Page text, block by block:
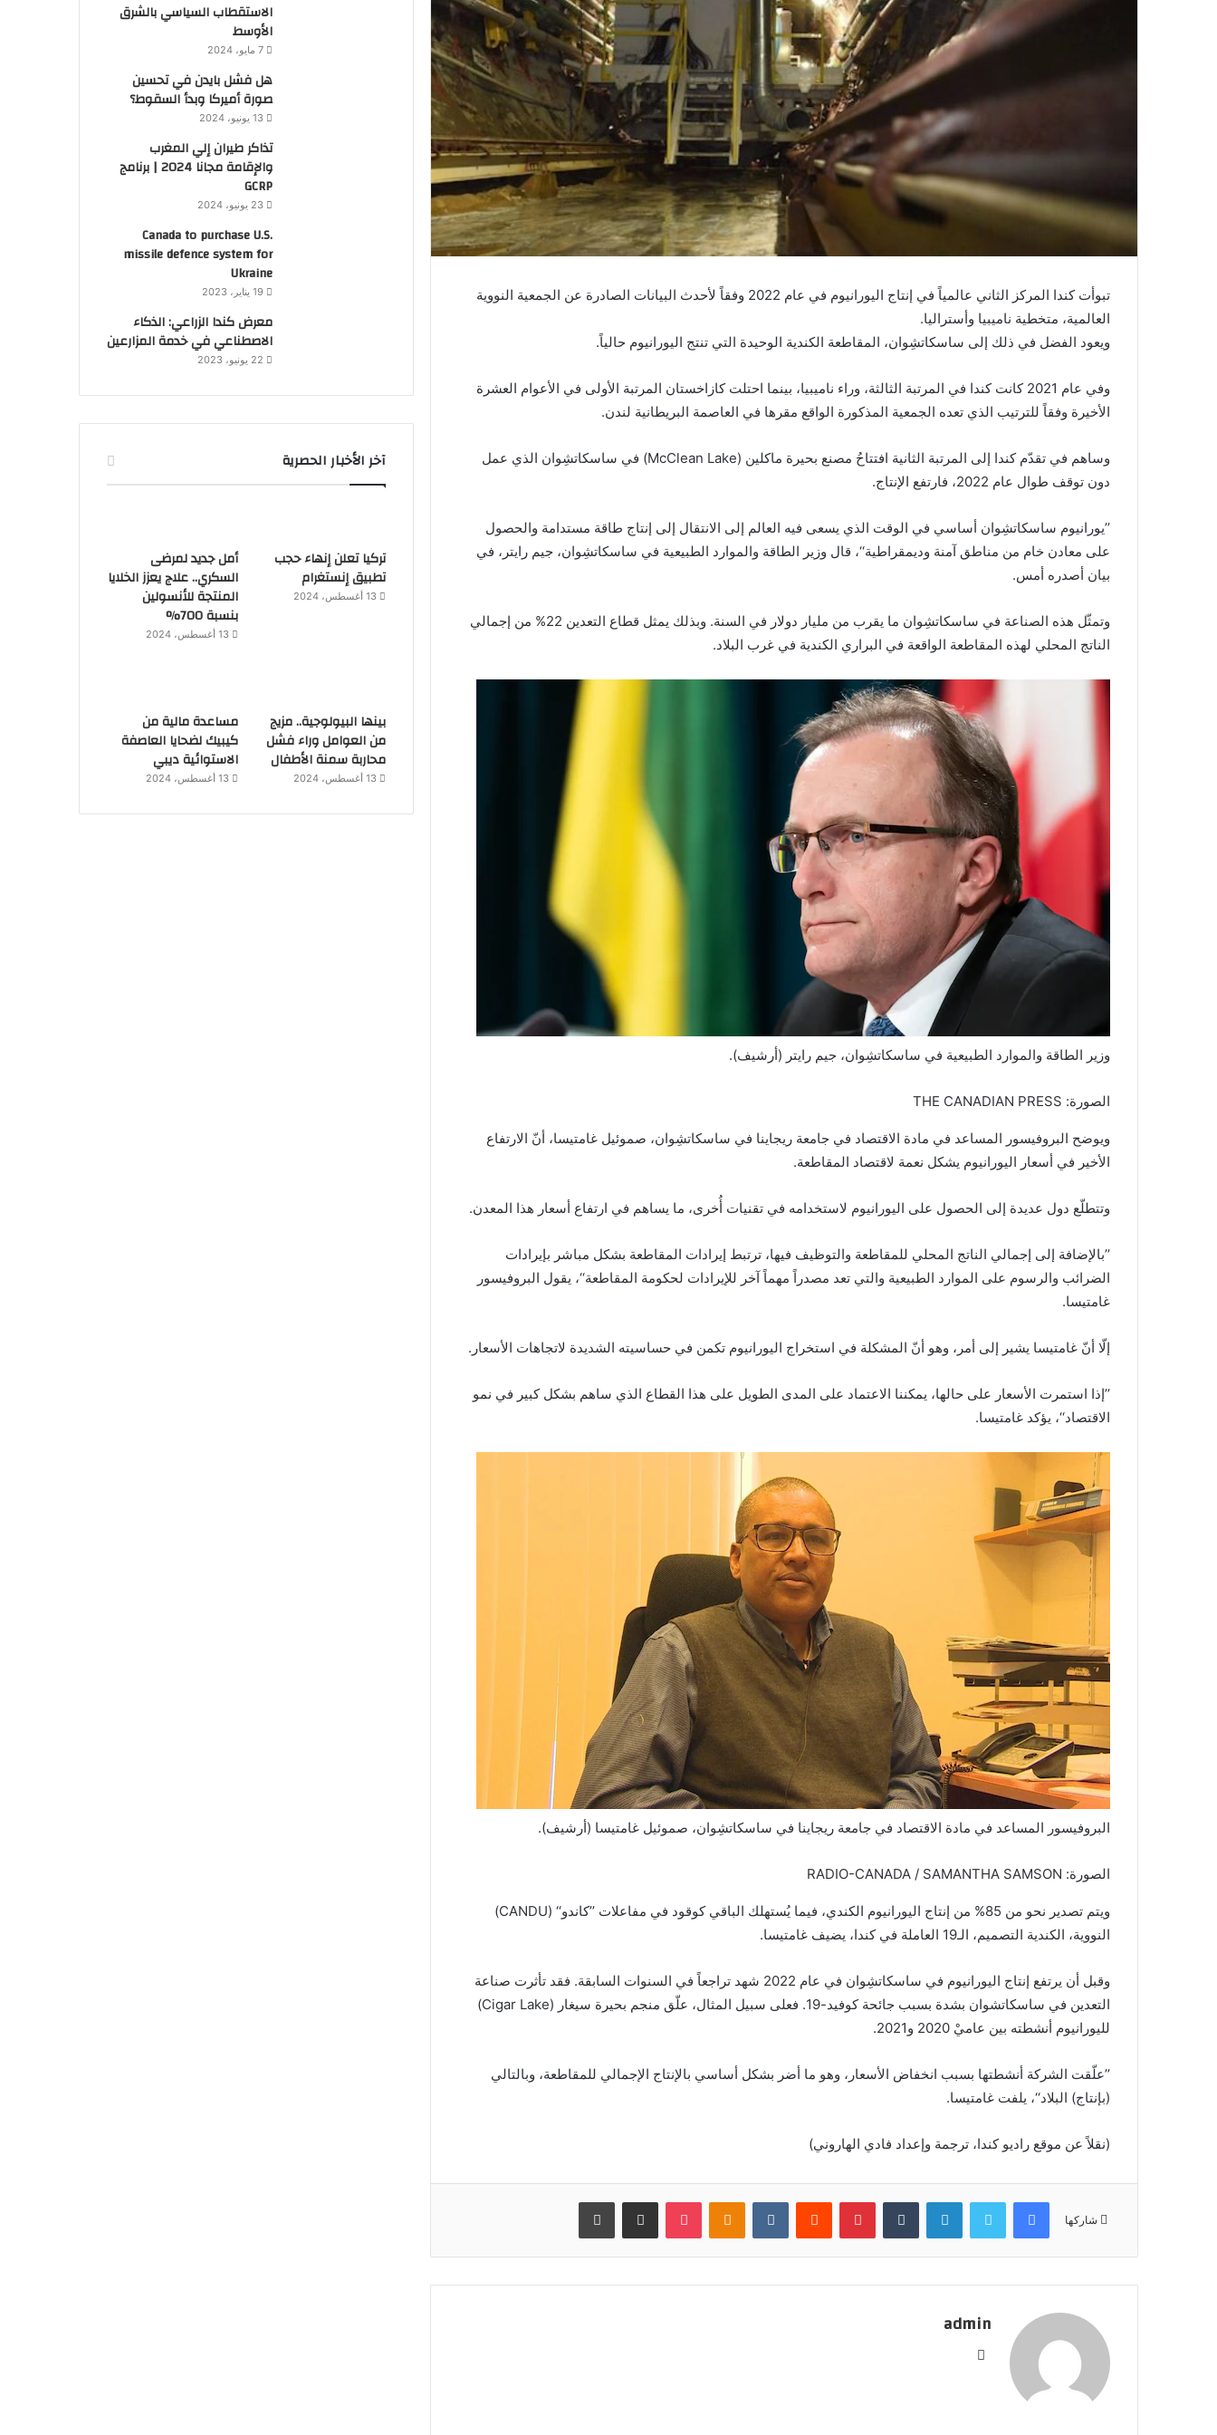
تبوأت كندا المركز الثاني عالمياً في إنتاج اليورانيوم في عام 2022 وفقاً لأحدث البيانات الصادرة عن الجمعية النووية
العالمية، متخطية ناميبيا وأستراليا.
ويعود الفضل في ذلك إلى ساسكاتشِوان، المقاطعة الكندية الوحيدة التي تنتج اليورانيوم حالياً.
وفي عام 2021 كانت كندا في المرتبة الثالثة، وراء ناميبيا، بينما احتلت كازاخستان المرتبة الأولى في الأعوام العشرة
الأخيرة وفقاً للترتيب الذي تعده الجمعية المذكورة الواقع مقرها في العاصمة البريطانية لندن.
وساهم في تقدّم كندا إلى المرتبة الثانية افتتاحُ مصنع بحيرة ماكلين (McClean Lake) في ساسكاتشِوان الذي عمل
دون توقف طوال عام 2022، فارتفع الإنتاج.
’’يورانيوم ساسكاتشِوان أساسي في الوقت الذي يسعى فيه العالم إلى الانتقال إلى إنتاج طاقة مستدامة والحصول
على معادن خام من مناطق آمنة وديمقراطية‘‘، قال وزير الطاقة والموارد الطبيعية في ساسكاتشِوان، جيم رايتر، في
بيان أصدره أمس.
وتمثّل هذه الصناعة في ساسكاتشِوان ما يقرب من مليار دولار في السنة. وبذلك يمثل قطاع التعدين 22% من إجمالي
الناتج المحلي لهذه المقاطعة الواقعة في البراري الكندية في غرب البلاد.
وزير الطاقة والموارد الطبيعية في ساسكاتشِوان، جيم رايتر (أرشيف).
الصورة: THE CANADIAN PRESS
ويوضح البروفيسور المساعد في مادة الاقتصاد في جامعة ريجاينا في ساسكاتشِوان، صموئيل غامتيسا، أنّ الارتفاع
الأخير في أسعار اليورانيوم يشكل نعمة لاقتصاد المقاطعة.
وتتطلّع دول عديدة إلى الحصول على اليورانيوم لاستخدامه في تقنيات أُخرى، ما يساهم في ارتفاع أسعار هذا المعدن.
’’بالإضافة إلى إجمالي الناتج المحلي للمقاطعة والتوظيف فيها، ترتبط إيرادات المقاطعة بشكل مباشر بإيرادات
الضرائب والرسوم على الموارد الطبيعية والتي تعد مصدراً مهماً آخر للإيرادات لحكومة المقاطعة‘‘، يقول البروفيسور
غامتيسا.
إلّا أنّ غامتيسا يشير إلى أمر، وهو أنّ المشكلة في استخراج اليورانيوم تكمن في حساسيته الشديدة لاتجاهات الأسعار.
’’إذا استمرت الأسعار على حالها، يمكننا الاعتماد على المدى الطويل على هذا القطاع الذي ساهم بشكل كبير في نمو
الاقتصاد‘‘، يؤكد غامتيسا.
البروفيسور المساعد في مادة الاقتصاد في جامعة ريجاينا في ساسكاتشِوان، صموئيل غامتيسا (أرشيف).
الصورة: RADIO-CANADA / SAMANTHA SAMSON
ويتم تصدير نحو من 85% من إنتاج اليورانيوم الكندي، فيما يُستهلك الباقي كوقود في مفاعلات ’’كاندو‘‘ (CANDU)
النووية، الكندية التصميم، الـ19 العاملة في كندا، يضيف غامتيسا.
وقبل أن يرتفع إنتاج اليورانيوم في ساسكاتشِوان في عام 2022 شهد تراجعاً في السنوات السابقة. فقد تأثرت صناعة
التعدين في ساسكاتشوان بشدة بسبب جائحة كوفيد-19. فعلى سبيل المثال، علّق منجم بحيرة سيغار (Cigar Lake)
لليورانيوم أنشطته بين عاميْ 2020 و2021.
’’علّقت الشركة أنشطتها بسبب انخفاض الأسعار، وهو ما أضر بشكل أساسي بالإنتاج الإجمالي للمقاطعة، وبالتالي
(بإنتاج) البلاد‘‘، يلفت غامتيسا.
(نقلاً عن موقع راديو كندا، ترجمة وإعداد فادي الهاروني)
شاركها
فيسبوك تويتر لينكدإن بينتيريست Odnoklassniki
بوكيت مشاركة عبر البريد طباعة
admin
الاستقطاب السياسي بالشرق
الأوسط
7 مايو، 2024
هل فشل بايدن في تحسين
صورة أميركا وبدأ السقوط؟
13 يونيو، 2024
تذاكر طيران إلي المغرب
والإقامة مجانا 2024 | برنامج
GCRP
23 يونيو، 2024
Canada to purchase U.S.
missile defence system for
Ukraine
19 يناير، 2023
معرض كندا الزراعي: الذكاء
الاصطناعي في خدمة المزارعين
22 يونيو، 2023
آخر الأخبار الحصرية
تركيا تعلن إنهاء حجب
تطبيق إنستغرام
13 أغسطس، 2024
أمل جديد لمرضى
السكري.. علاج يعزز الخلايا
المنتجة للأنسولين
بنسبة 700%
13 أغسطس، 2024
بينها البيولوجية.. مزيج
من العوامل وراء فشل
محاربة سمنة الأطفال
13 أغسطس، 2024
مساعدة مالية من
كيبيك لضحايا العاصفة
الاستوائية ديبي
13 أغسطس، 2024